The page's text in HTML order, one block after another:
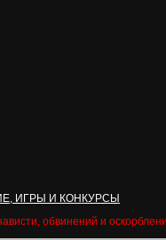
ИГРЫ И КОНКУРСЫ
обвинений и